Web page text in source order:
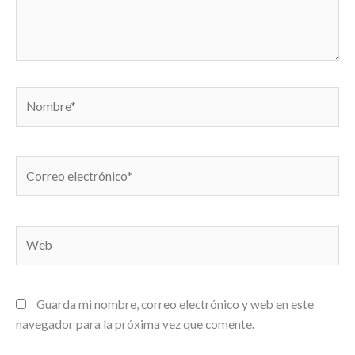
electrónico*
Guarda mi nombre, correo electrónico y web en este
navegador para la próxima vez que comente.